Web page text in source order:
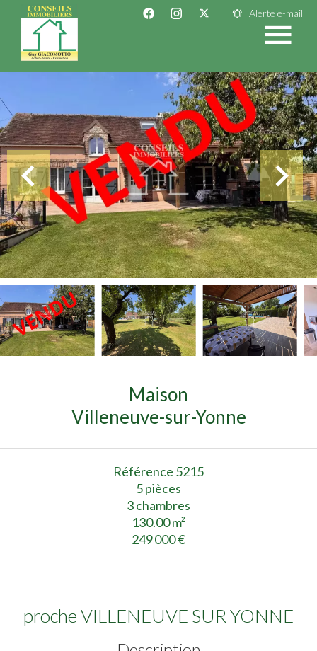
Alerte e-mail
Maison
Villeneuve-sur-Yonne
Référence 5215
5 pièces
3 chambres
130.00m²
249 000 €
proche VILLENEUVE SUR YONNE